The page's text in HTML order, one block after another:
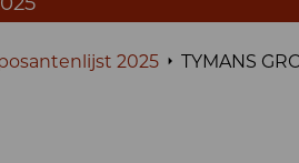
2025 TYMANS